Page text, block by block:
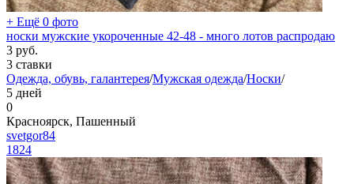
+ Ещё 0 фото
носки мужские укороченные 42-48 - много лотов распродаю
3 руб.
3 ставки
Одежда, обувь, галантерея/Мужская одежда/Носки/
5 дней
0
Красноярск, Пашенный
svetgor84
1824